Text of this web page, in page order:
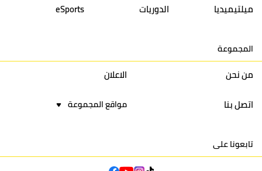
16 نادي أولمبيك آسفي 30
24
42
22
ميلتيميديا
الدوريات eSports
المجموعة
من نحن
الاعلان
اتصل بنا
مواقع المجموعة
تابعونا على